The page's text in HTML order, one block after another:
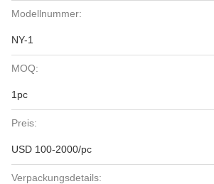
Modellnummer:
NY-1
MOQ:
1pc
Preis:
USD 100-2000/pc
Verpackungsdetails: